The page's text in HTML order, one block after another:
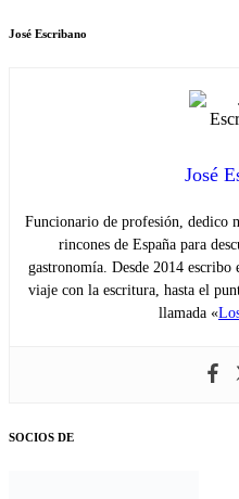
José Escribano
José
Funcionario de profesión, dedico
rincones de España para
gastronomía. Desde 2014 escribo
viaje con la escritura, hasta el
llamada «
SOCIOS DE